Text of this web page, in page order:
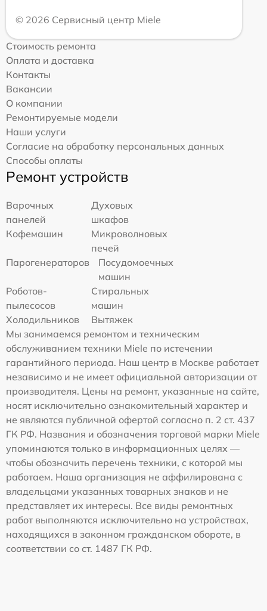
© 2026 Сервисный центр Miele
Стоимость ремонта
Оплата и доставка
Контакты
Вакансии
О компании
Ремонтируемые модели
Наши услуги
Согласие на обработку персональных данных
Способы оплаты
Ремонт устройств
Варочных
панелей
Духовых
шкафов
Кофемашин
Микроволновых
печей
Парогенераторов
Посудомоечных
машин
Роботов-
пылесосов
Стиральных
машин
Холодильников
Вытяжек
Мы занимаемся ремонтом и техническим
обслуживанием техники Miele по истечении
гарантийного периода. Наш центр в Москве работает
независимо и не имеет официальной авторизации от
производителя. Цены на ремонт, указанные на сайте,
носят исключительно ознакомительный характер и
не являются публичной офертой согласно п. 2 ст. 437
ГК РФ. Названия и обозначения торговой марки Miele
упоминаются только в информационных целях —
чтобы обозначить перечень техники, с которой мы
работаем. Наша организация не аффилирована с
владельцами указанных товарных знаков и не
представляет их интересы. Все виды ремонтных
работ выполняются исключительно на устройствах,
находящихся в законном гражданском обороте, в
соответствии со ст. 1487 ГК РФ.